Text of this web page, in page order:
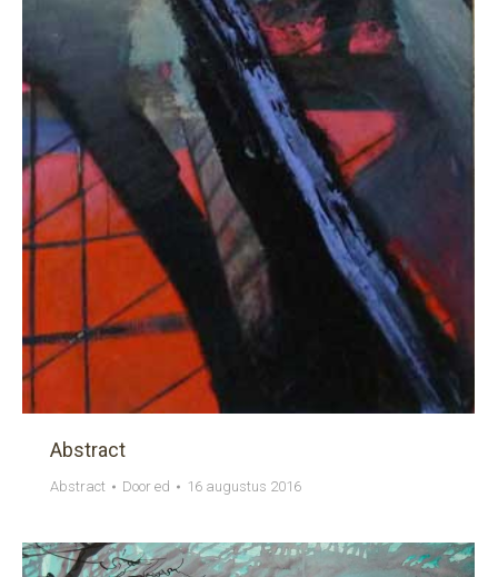
Abstract
Abstract Door ed 16 augustus 2016